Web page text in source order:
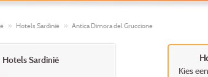
Hotels Sardinië Antica Dimora del Gruccione
Kies
Hotels Sardinië